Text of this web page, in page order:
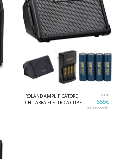
ROLAND AMPLIFICATORE
CHITARRA ELETTRICA CUBE
639€
555€
Non Disponibile